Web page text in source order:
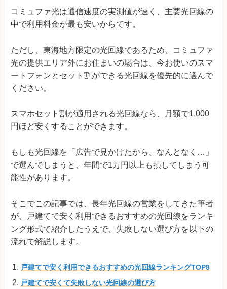
コミュファ光は通信速度の実測値が速く、主要光回線の
中で利用料金が最も安いからです。
ただし、東海地方限定の光回線であるため、コミュファ
光の提供エリア外にお住まいの場合は、今お使いのスマ
ートフォンとセット割ができる光回線を優先的に選んで
ください。
スマホセット割が適用される光回線なら、月額で1,000
円ほど安くすることができます。
もしも光回線を「広告で見かけたから、なんとなく…」
で選んでしまうと、年間で1万円以上も損してしまう可
能性があります。
そこでこの記事では、長年光回線の営業をしてきた筆者
が、戸建てで安く利用できるおすすめの光回線をランキ
ング形式で紹介したうえで、失敗しない選び方を以下の
流れで解説します。
戸建てで安く利用できるおすすめの光回線ランキングTOP8
戸建てで安くて失敗しない光回線の選び方